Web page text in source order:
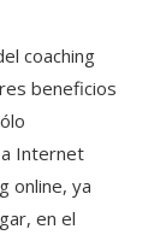
coaching
beneficios
Internet
online, ya
en el